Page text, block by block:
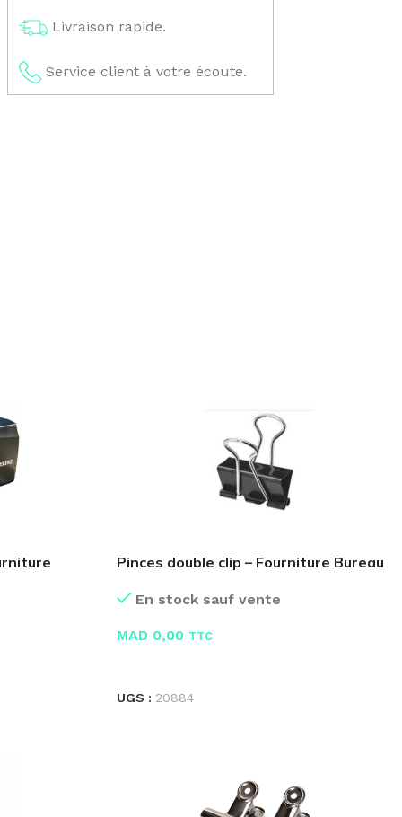
Livraison rapide.
Service client à votre écoute.
Pinces double clip – Fourniture Bureau
En stock sauf vente
MAD0,00 TTC
UGS : 20884